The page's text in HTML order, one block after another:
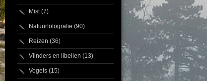
Mist(7)
Natuurfotografie (90)
Reizen (36)
Vlinders en libellen (13)
Vogels (15)